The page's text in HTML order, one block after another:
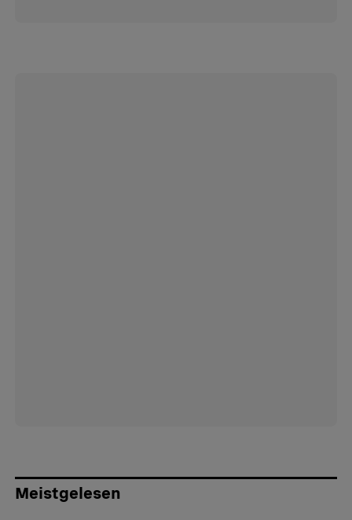
Meistgelesen